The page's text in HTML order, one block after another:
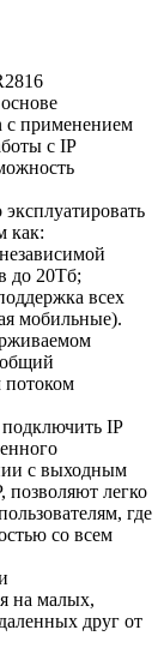
с применением
с IP
как:
до 20Тб;
всех
мобильные).
потоком
IP
с выходным
позволяют легко
где
со всем
на малых,
друг от